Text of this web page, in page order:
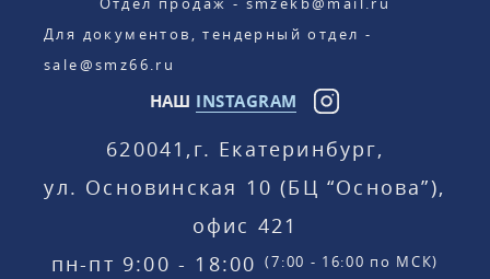
Для документов, тендерный отдел -
sale@smz66.ru
НАШ INSTAGRAM
620041, г. Екатеринбург,
ул. Основинская 10 (БЦ “Основа”),
офис 421
пн-пт 9:00 - 18:00 (7:00 - 16:00 по МСК)